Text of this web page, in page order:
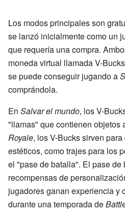
Los modos principales son
se lanzó inicialmente como un
que requería una compra.
moneda virtual llamada V-
se puede conseguir jugando a
comprándola.
En Salvar el mundo, los V-
"llamas" que contienen objetos
Royale, los V-Bucks sirven
estéticos, como trajes para los
el "pase de batalla". El pase de
recompensas de
jugadores ganan experiencia y
durante una temporada de